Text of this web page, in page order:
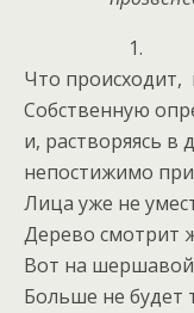
1.
Что происходит,
Собственную
и, растворяясь в
непостижимо
Лица уже не
Дерево смотрит
Вот на шершавой
Больше не будет